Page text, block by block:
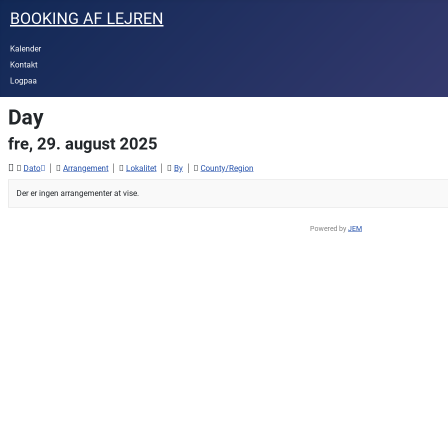
BOOKING AF LEJREN
Kalender
Kontakt
Logpaa
Day
fre, 29. august 2025
Dato Arrangement Lokalitet By County/Region
Der er ingen arrangementer at vise.
Powered byJEM